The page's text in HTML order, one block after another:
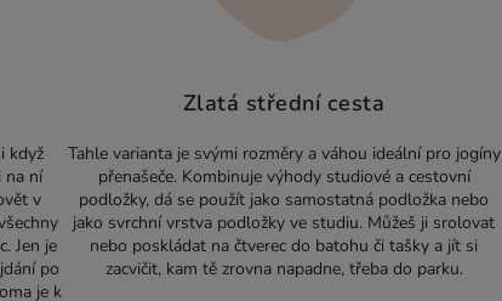
když
na ní
v
Jen je
po
je k
Zlatá střední cesta
Tahle varianta je svými rozměry a váhou ideální pro jogíny
přenašeče. Kombinuje výhody studiové a cestovní
podložky, dá se použít jako samostatná podložka nebo
jako svrchní vrstva podložky ve studiu. Můžeš ji srolovat
nebo poskládat na čtverec do batohu či tašky a jít si
zacvičit, kam tě zrovna napadne, třeba do parku.